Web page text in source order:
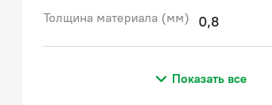
Толщина материала (мм) 0,8
Показать все